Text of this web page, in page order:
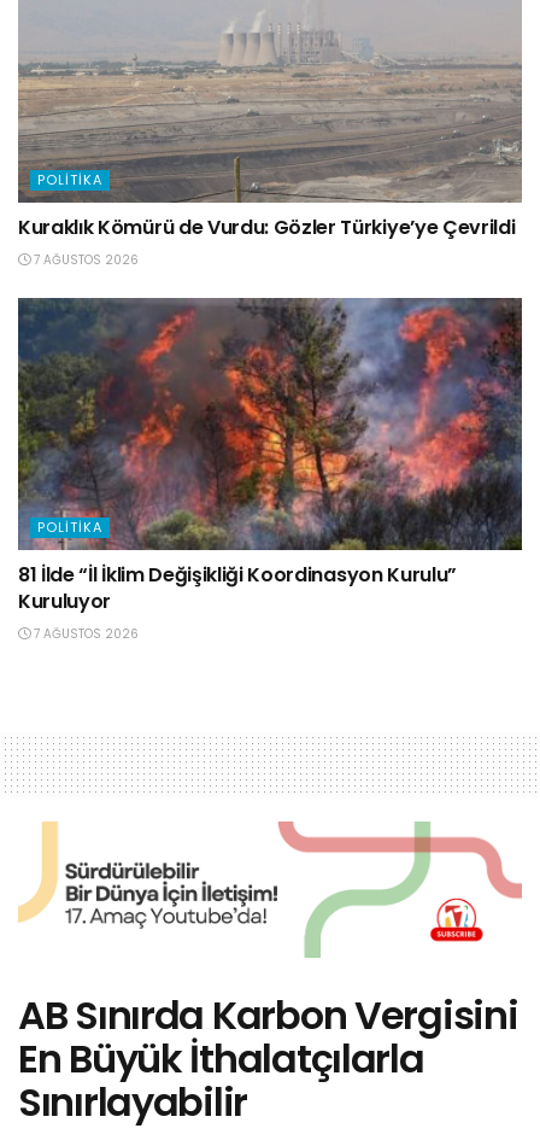
POLITIKA
Kuraklık Kömürü de Vurdu: Gözler Türkiye’ye Çevrildi
7 AĞUSTOS 2026
POLITIKA
81 İlde “İl İklim Değişikliği Koordinasyon Kurulu”
Kuruluyor
7 AĞUSTOS 2026
AB Sınırda Karbon Vergisini
En Büyük İthalatçılarla
Sınırlayabilir